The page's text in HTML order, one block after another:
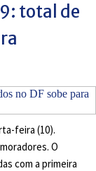
total de
feira (10).
O
com a primeira